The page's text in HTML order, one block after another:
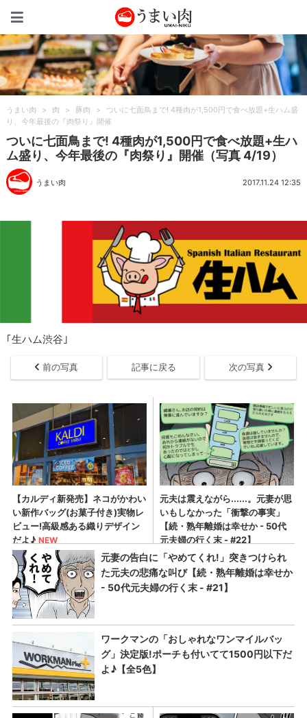
うまい肉 > 肉 > 豚肉 >
ついに七面鳥まで! 4種肉が1,500円で食べ放題+生ハム盛
り、今年最後の『肉祭り』開催
ついに七面鳥まで! 4種肉が1,500円で食べ放題+生ハ
ム盛り、今年最後の『肉祭り』開催（写真 4/19）
うまい肉 2017.11.24 12:35
｢生ハム渋谷｣
前の写真 記事に戻る 次の写真